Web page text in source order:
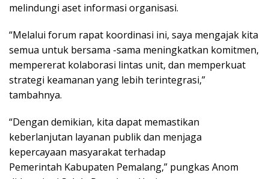
melindungi aset informasi organisasi.
“Melalui forum rapat koordinasi ini, saya mengajak kita
semua untuk bersama -sama meningkatkan komitmen,
mempererat kolaborasi lintas unit, dan memperkuat
strategi keamanan yang lebih terintegrasi,”
tambahnya.
“Dengan demikian, kita dapat memastikan
keberlanjutan layanan publik dan menjaga
kepercayaan masyarakat terhadap
Pemerintah Kabupaten Pemalang,” pungkas Anom